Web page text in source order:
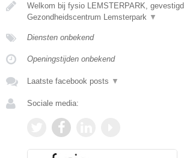
Welkom bij fysio LEMSTERPARK,
Gezondheidscentrum Lemsterpark ▼
Diensten onbekend
Openingstijden onbekend
Laatste facebook posts ▼
Sociale media: